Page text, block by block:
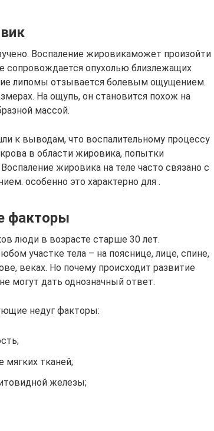
Воспаление жировикаможет произойти
сопровождается опухолью близлежащих
липомы отзывается болевым ощущением.
На ощупь, он становится похож на
массой.
к выводам, что воспалительному процессу
в области жировика, попытки
жировика на теле часто связано с
особенно это характерно для .
факторы
люди в возрасте старше 30 лет.
участке тела – на пояснице, лице, спине,
веках. Но почему происходит развитие
могут дать однозначный ответ.
недуг факторы:
мягких тканей;
железы;